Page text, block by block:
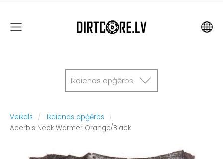
Ikdienas apģērbs
Veikals
Ikdienas apģērbs
Acerbis Neck Warmer Orange/Black